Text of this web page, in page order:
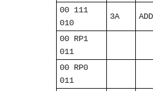
00 111
010
3A
00 RP1
011
00 RP0
011